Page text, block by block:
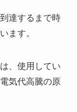
達するまで時
ます。
、使用してい
気代高騰の原